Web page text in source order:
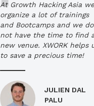
At Growth Hacking Asia we
organize a lot of trainings
and Bootcamps and we do
not have the time to find
new venue. XWORK helps
to save a precious time!
JULIEN DAL
PALU